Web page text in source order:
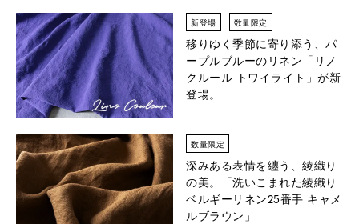
新登場 数量限定
移りゆく季節に寄り添う、パ
ープルブルーのリネン「リノ
クルール トワイライト」が新
登場。
数量限定
深みある表情を纏う、綾織り
の美。「洗いこまれた綾織り
ベルギーリネン25番手 キャメ
ルブラウン」